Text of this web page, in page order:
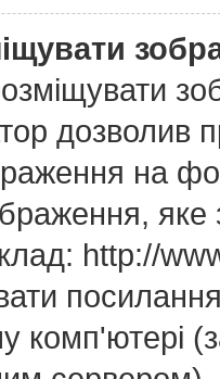
дозволив
на
яке
http://
комп'ютері